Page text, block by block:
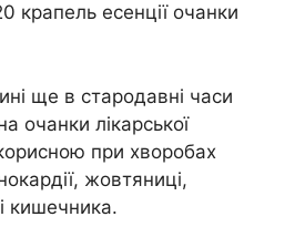
крапель есенції очанки
ще в стародавні часи
очанки лікарської
при хворобах
жовтяниці,
кишечника.